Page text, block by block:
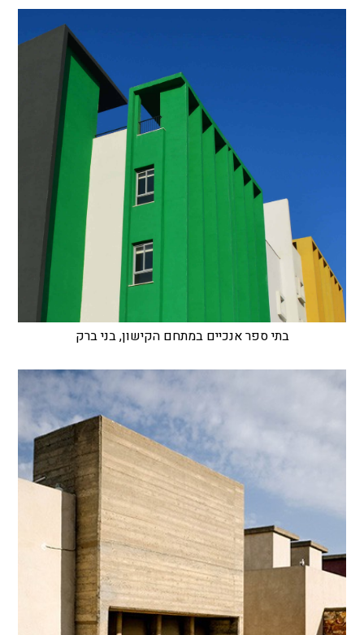
בתי ספר אנכיים במתחם הקישון, בני ברק